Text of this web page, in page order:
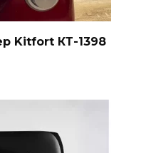
Kitfort КТ-1398